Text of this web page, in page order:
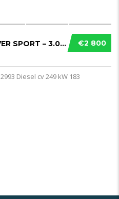
€2 800
LAND ROVER – RANGE ROVER SPORT – 3.0 SDV6 HSE SOLO COMMERCIANTI
2993 Diesel cv 249 kW 183